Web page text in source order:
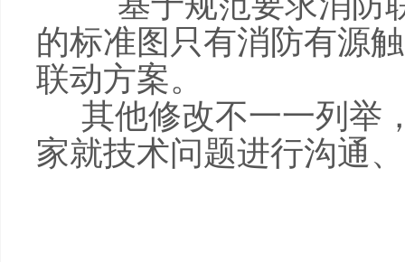
的标准图只有消防有源
联动方案。
其他修改不一一列举
家就技术问题进行沟通